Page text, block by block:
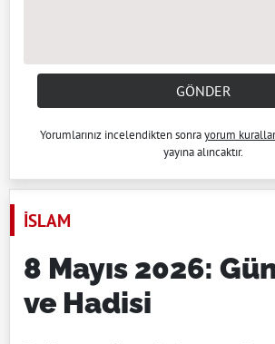
GÖNDER
Yorumlarınız incelendikten sonrayorum
yayına alıncaktır.
İSLAM
8 Mayıs 2026:
ve Hadisi